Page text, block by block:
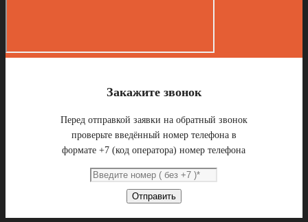
Закажите звонок
Перед отправкой заявки на обратный звонок
проверьте введённый номер телефона в
формате +7 (код оператора) номер телефона
Отправить